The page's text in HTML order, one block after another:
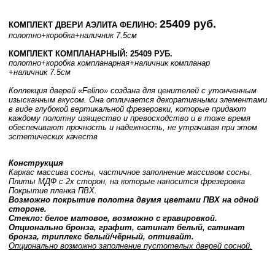
КОМПЛЕКТ ДВЕРИ АЭЛИТА ФЕЛИНО: 25409 руб.
полотно+коробка+наличник 7.5см
КОМПЛЕКТ КОМПЛАНАРНЫЙ: 25409 РУБ.
полотно+коробка компланарная+наличник компланар
+наличник 7.5см
Коллекция дверей «Felino» создана для ценителей с утонченным
изысканным вкусом. Она отличается декоративными элементами
в виде глубокой вертикальной фрезеровки, которые придают
каждому полотну изящество и превосходство и в тоже время
обеспечивают прочность и надежность, не утрачивая при этом
эстетических качеств
Конструкция
Каркас массива сосны, частичное заполнение массивом сосны.
Плиты МДФ с 2х сторон, на которые наносится фрезеровка
Покрытие пленка ПВХ.
Возможно покрытие полотна двумя цветами ПВХ на одной
стороне.
Стекло: белое матовое, возможно с гравировкой.
Опционально бронза, графит, сатинат белый, сатинат
бронза, триплекс белый/чёрный, оптивайт.
Опционально возможно заполнение пустотелых дверей сосной.